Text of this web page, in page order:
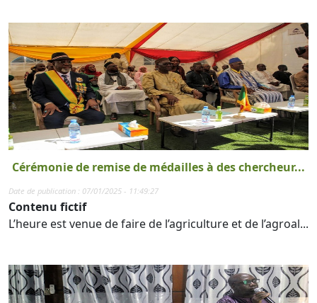
Cérémonie de remise de médailles à des chercheur...
Date de publication : 07/01/2025 - 11:49:27
Contenu fictif
L’heure est venue de faire de l’agriculture et de l’agroal...